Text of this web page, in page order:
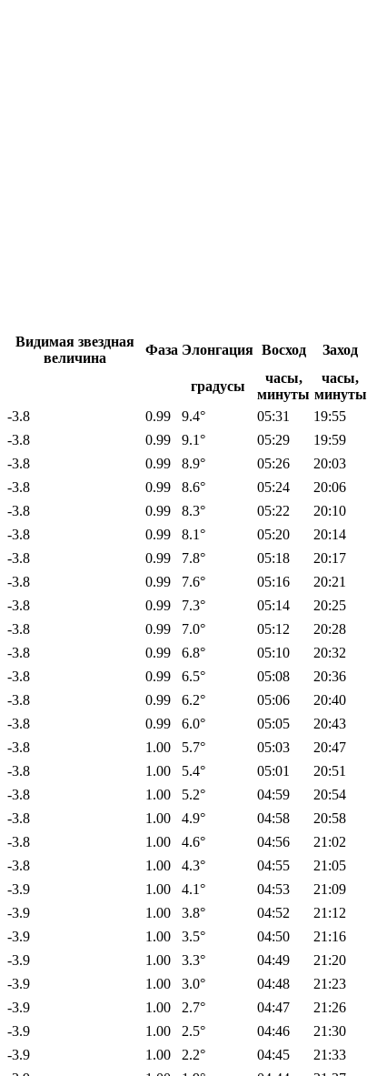
Видимая звездная
величина
Фаза Элонгация Восход
Заход
градусы
часы,
минуты
часы,
минуты
-3.8 0.99 9.4° 05:31
19:55
-3.8 0.99 9.1° 05:29
19:59
-3.8 0.99 8.9° 05:26
20:03
-3.8 0.99 8.6° 05:24
20:06
-3.8 0.99 8.3° 05:22
20:10
-3.8 0.99 8.1° 05:20
20:14
-3.8 0.99 7.8° 05:18
20:17
-3.8 0.99 7.6° 05:16
20:21
-3.8 0.99 7.3° 05:14
20:25
-3.8 0.99 7.0° 05:12
20:28
-3.8 0.99 6.8° 05:10
20:32
-3.8 0.99 6.5° 05:08
20:36
-3.8 0.99 6.2° 05:06
20:40
-3.8 0.99 6.0° 05:05
20:43
-3.8 1.00 5.7° 05:03
20:47
-3.8 1.00 5.4° 05:01
20:51
-3.8 1.00 5.2° 04:59
20:54
-3.8 1.00 4.9° 04:58
20:58
-3.8 1.00 4.6° 04:56
21:02
-3.8 1.00 4.3° 04:55
21:05
-3.9 1.00 4.1° 04:53
21:09
-3.9 1.00 3.8° 04:52
21:12
-3.9 1.00 3.5° 04:50
21:16
-3.9 1.00 3.3° 04:49
21:20
-3.9 1.00 3.0° 04:48
21:23
-3.9 1.00 2.7° 04:47
21:26
-3.9 1.00 2.5° 04:46
21:30
-3.9 1.00 2.2° 04:45
21:33